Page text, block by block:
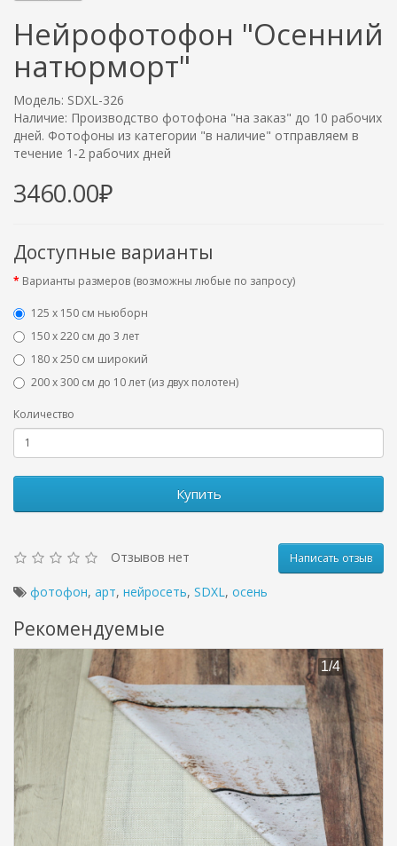
Нейрофотофон "Осенний
натюрморт"
Модель: SDXL-326
Наличие: Производство фотофона "на заказ" до 10 рабочих
дней. Фотофоны из категории "в наличие" отправляем в
течение 1-2 рабочих дней
3460.00₽
Доступные варианты
Варианты размеров (возможны любые по запросу)
125 x 150 см ньюборн
150 х 220 см до 3 лет
180 х 250 см широкий
200 х 300 см до 10 лет (из двух полотен)
Количество
Купить
Отзывов нет Написать отзыв
фотофон, арт, нейросеть, SDXL , осень
Рекомендуемые